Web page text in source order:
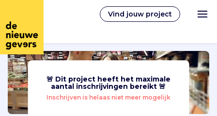
Vind jouw project
Nederlands
Vrijwilligerswerk
🚨 Dit project heeft het maximale
aantal inschrijvingen bereikt 🚨
Inschrijven is helaas niet meer mogelijk